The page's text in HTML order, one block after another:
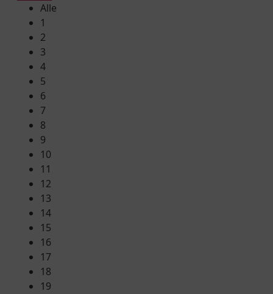
Alle
1
2
3
4
5
6
7
8
9
10
11
12
13
14
15
16
17
18
19